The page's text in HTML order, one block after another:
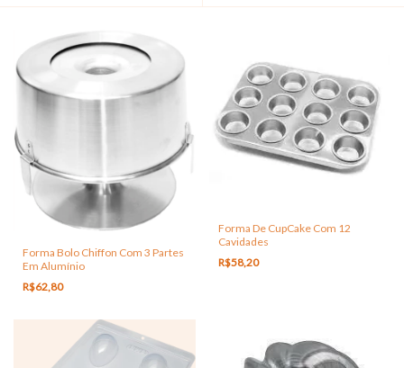
Forma Bolo Chiffon Com 3 Partes
Em Alumínio
R$62,80
Forma De CupCake Com 12
Cavidades
R$58,20